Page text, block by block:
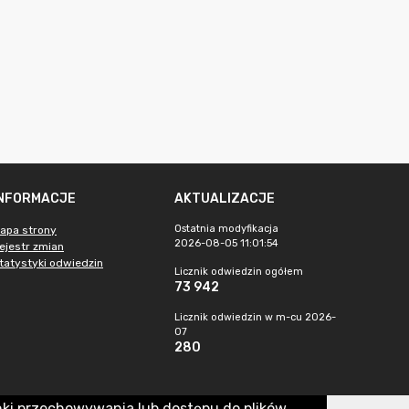
strony
zmian
odwiedzin
AKTUALIZACJE
Ostatnia modyfikacja
2026-08-05 11:01:54
Licznik odwiedzin ogółem
73 942
Licznik odwiedzin w m-cu 2026-
07
280